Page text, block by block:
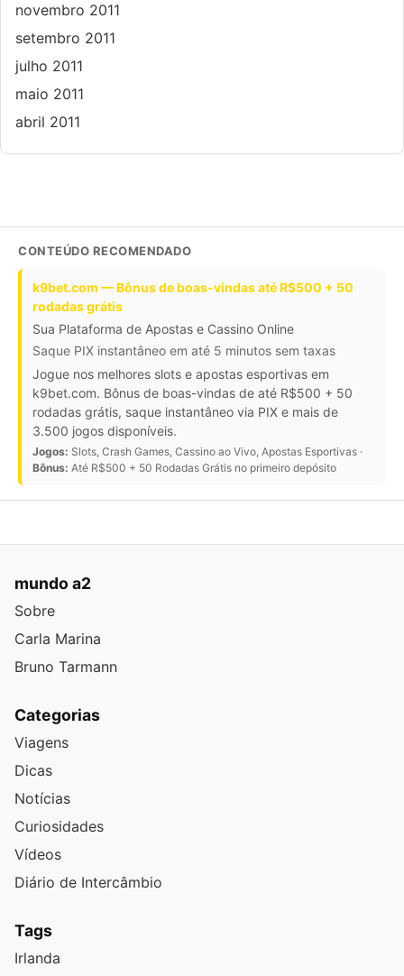
novembro 2011
setembro 2011
julho 2011
maio 2011
abril 2011
CONTEÚDO RECOMENDADO
k9bet.com — Bônus de boas-vindas até R$500 + 50
rodadas grátis
Sua Plataforma de Apostas e Cassino Online
Saque PIX instantâneo em até 5 minutos sem taxas
Jogue nos melhores slots e apostas esportivas em
k9bet.com. Bônus de boas-vindas de até R$500 + 50
rodadas grátis, saque instantâneo via PIX e mais de
3.500 jogos disponíveis.
Jogos: Slots, Crash Games, Cassino ao Vivo, Apostas Esportivas ·
Bônus: Até R$500 + 50 Rodadas Grátis no primeiro depósito
mundo a2
Sobre
Carla Marina
Bruno Tarmann
Categorias
Viagens
Dicas
Notícias
Curiosidades
Vídeos
Diário de Intercâmbio
Tags
Irlanda